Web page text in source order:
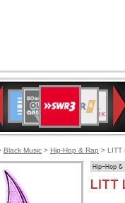
Deutschlandfunk
80er
90er
OLDIE
ANTENNE
4
KLASSIK
SWR
Kultur
NDR
2
Black Music > Hip-Hop & Rap > LITT
Hip-Hop &
LITT